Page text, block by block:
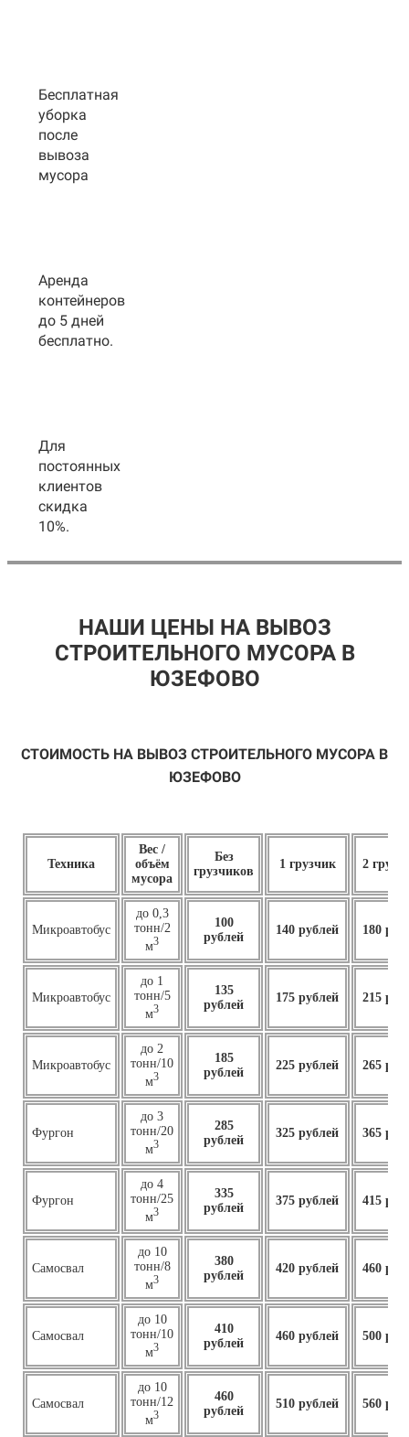
Бесплатная
уборка
после
вывоза
мусора
Аренда
контейнеров
до 5 дней
бесплатно.
Для
постоянных
клиентов
скидка
10%.
НАШИ ЦЕНЫ НА ВЫВОЗ
СТРОИТЕЛЬНОГО МУСОРА В
ЮЗЕФОВО
СТОИМОСТЬ НА ВЫВОЗ СТРОИТЕЛЬНОГО МУСОРА В
ЮЗЕФОВО
Техника
Вес /
объём
мусора
Без
грузчиков
1 грузчик 2
Микроавтобус
до 0,3
тонн/2
м3
100
рублей
140 рублей 180
Микроавтобус
до 1
тонн/5
м3
135
рублей
175 рублей 215
Микроавтобус
до 2
тонн/10
м3
185
рублей
225 рублей 265
Фургон
до 3
тонн/20
м3
285
рублей
325 рублей 365
Фургон
до 4
тонн/25
м3
335
рублей
375 рублей 415
Самосвал
до 10
тонн/8
м3
380
рублей
420 рублей 460
Самосвал
до 10
тонн/10
м3
410
рублей
460 рублей 500
Самосвал
до 10
тонн/12
м3
460
рублей
510 рублей 560